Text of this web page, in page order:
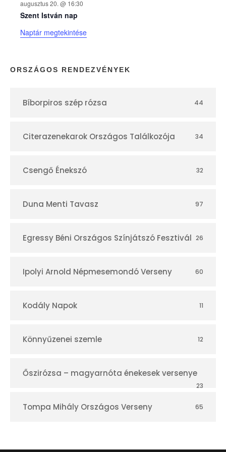
n
a
p
r
augusztus 20. @ 16:30
Szent István nap
Naptár megtekintése
ORSZÁGOS RENDEZVÉNYEK
Bíborpiros szép rózsa 44
Citerazenekarok Országos Találkozója 34
Csengő Énekszó 32
Duna Menti Tavasz 97
Egressy Béni Országos Színjátszó Fesztivál 26
Ipolyi Arnold Népmesemondó Verseny 60
Kodály Napok 11
Könnyűzenei szemle 12
Őszirózsa – magyarnóta énekesek versenye
23
Tompa Mihály Országos Verseny 65